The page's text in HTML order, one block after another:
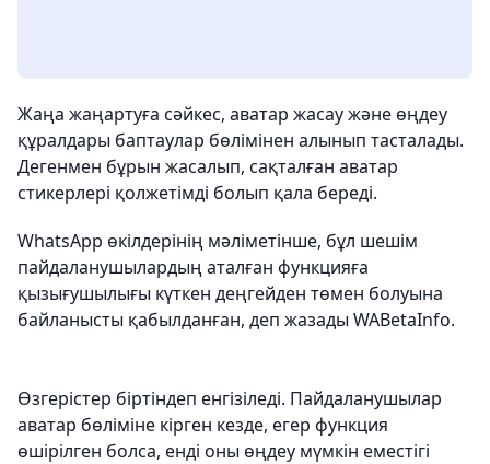
Жаңа жаңартуға сәйкес, аватар жасау және өңдеу
құралдары баптаулар бөлімінен алынып тасталады.
Дегенмен бұрын жасалып, сақталған аватар
стикерлері қолжетімді болып қала береді.
WhatsApp өкілдерінің мәліметінше, бұл шешім
пайдаланушылардың аталған функцияға
қызығушылығы күткен деңгейден төмен болуына
байланысты қабылданған, деп жазады WABetaInfo.
Өзгерістер біртіндеп енгізіледі. Пайдаланушылар
аватар бөліміне кірген кезде, егер функция
өшірілген болса, енді оны өңдеу мүмкін еместігі